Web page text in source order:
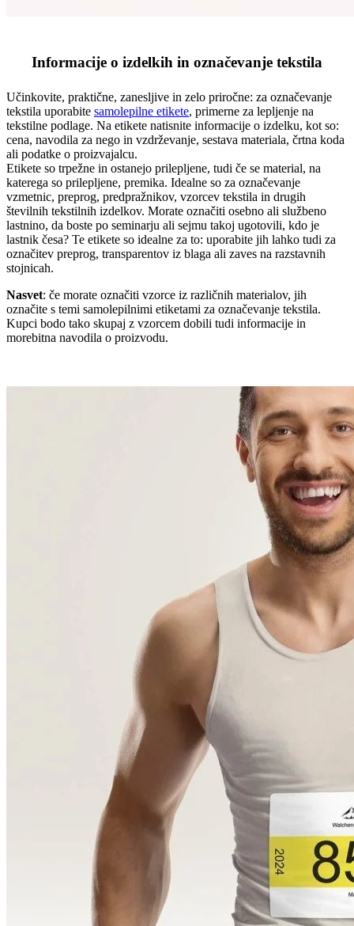
Informacije o izdelkih in označevanje tekstila
Učinkovite, praktične, zanesljive in zelo priročne: za označevanje
tekstila uporabite samolepilne etikete, primerne za lepljenje na
tekstilne podlage. Na etikete natisnite informacije o izdelku, kot so:
cena, navodila za nego in vzdrževanje, sestava materiala, črtna koda
ali podatke o proizvajalcu.
Etikete so trpežne in ostanejo prilepljene, tudi če se material, na
katerega so prilepljene, premika. Idealne so za označevanje
vzmetnic, preprog, predpražnikov, vzorcev tekstila in drugih
številnih tekstilnih izdelkov. Morate označiti osebno ali službeno
lastnino, da boste po seminarju ali sejmu takoj ugotovili, kdo je
lastnik česa? Te etikete so idealne za to: uporabite jih lahko tudi za
označitev preprog, transparentov iz blaga ali zaves na razstavnih
stojnicah.
Nasvet: če morate označiti vzorce iz različnih materialov, jih
označite s temi samolepilnimi etiketami za označevanje tekstila.
Kupci bodo tako skupaj z vzorcem dobili tudi informacije in
morebitna navodila o proizvodu.